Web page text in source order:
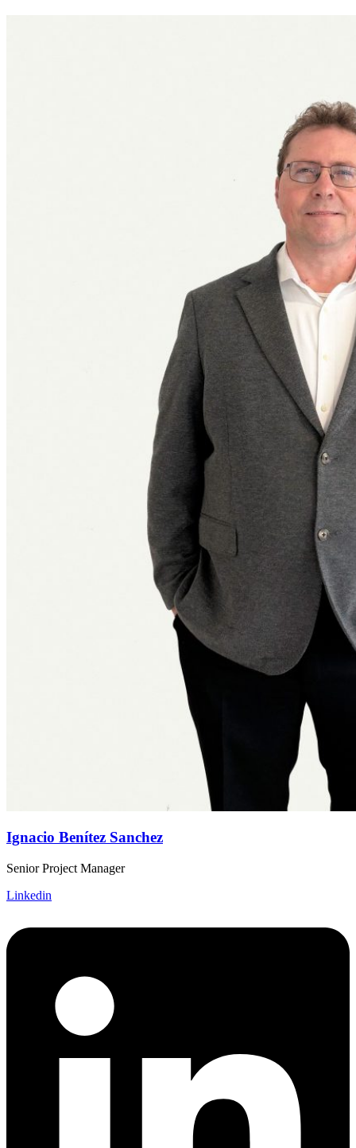
Ignacio Benítez Sanchez
Senior Project Manager
Linkedin